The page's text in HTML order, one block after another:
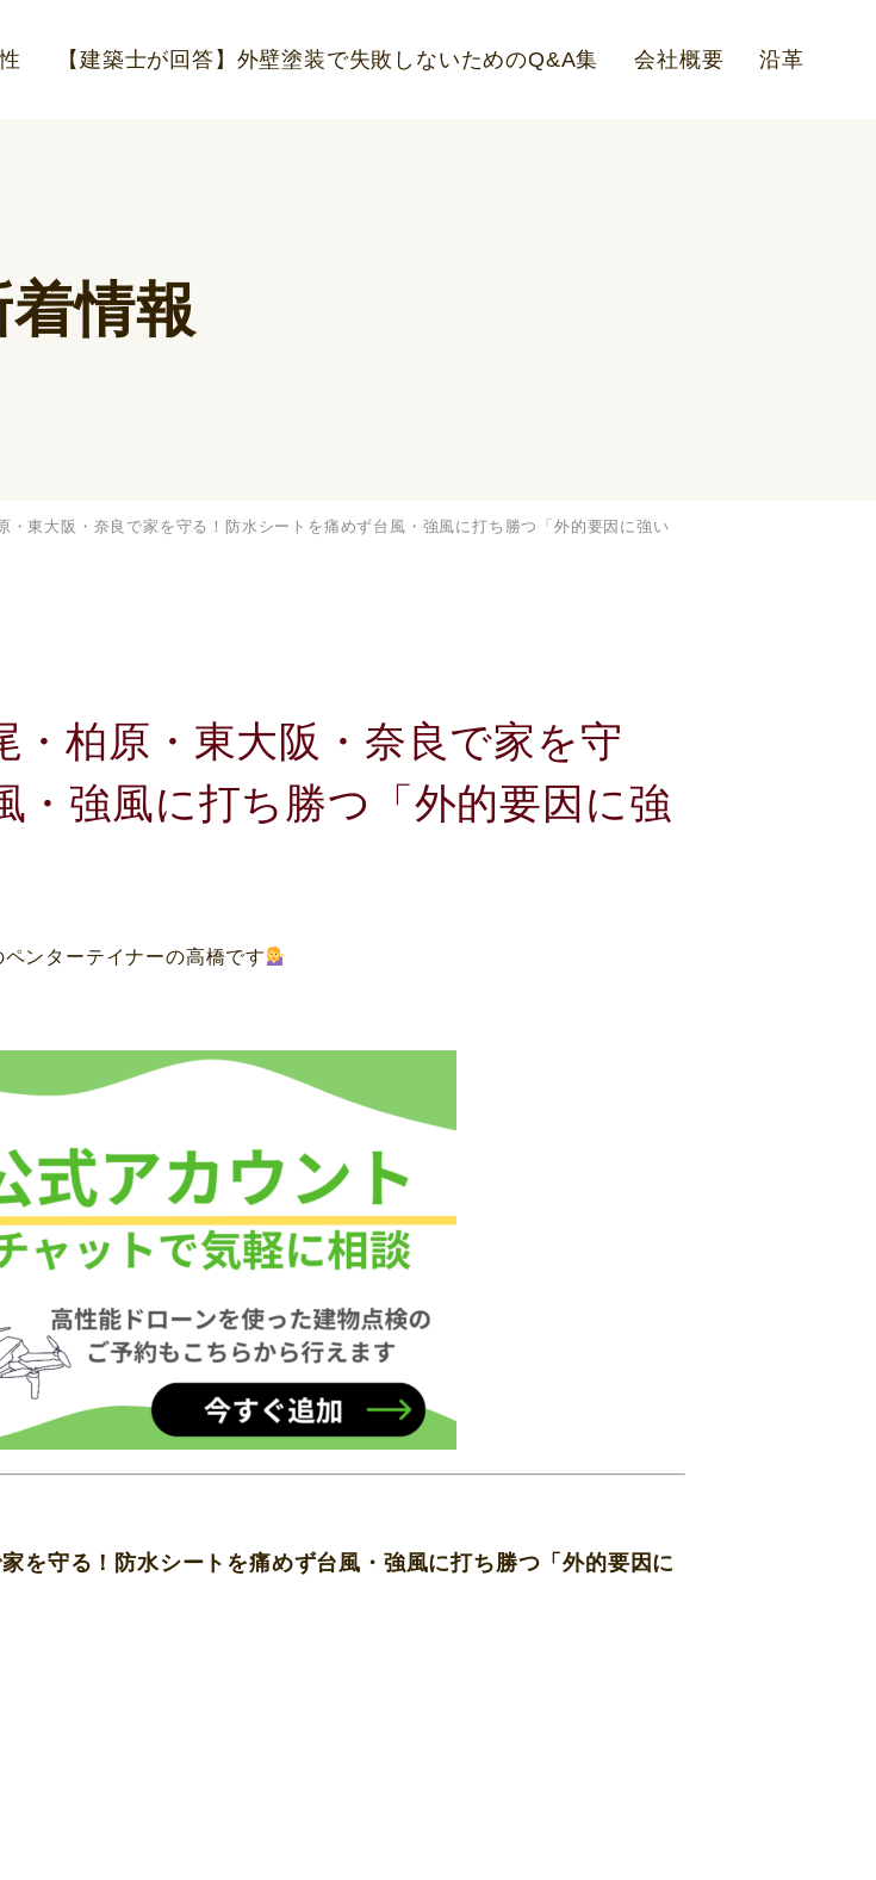
【建築士が回答】外壁塗装で失敗しないためのQ&A集 会社概要 沿革
着情報
・東大阪・奈良で家を守る！防水シートを痛めず台風・強風に打ち勝つ「外的要因に強い
・柏原・東大阪・奈良で家を守
・強風に打ち勝つ「外的要因に強
ンターテイナーの高橋です
を守る！防水シートを痛めず台風・強風に打ち勝つ「外的要因に